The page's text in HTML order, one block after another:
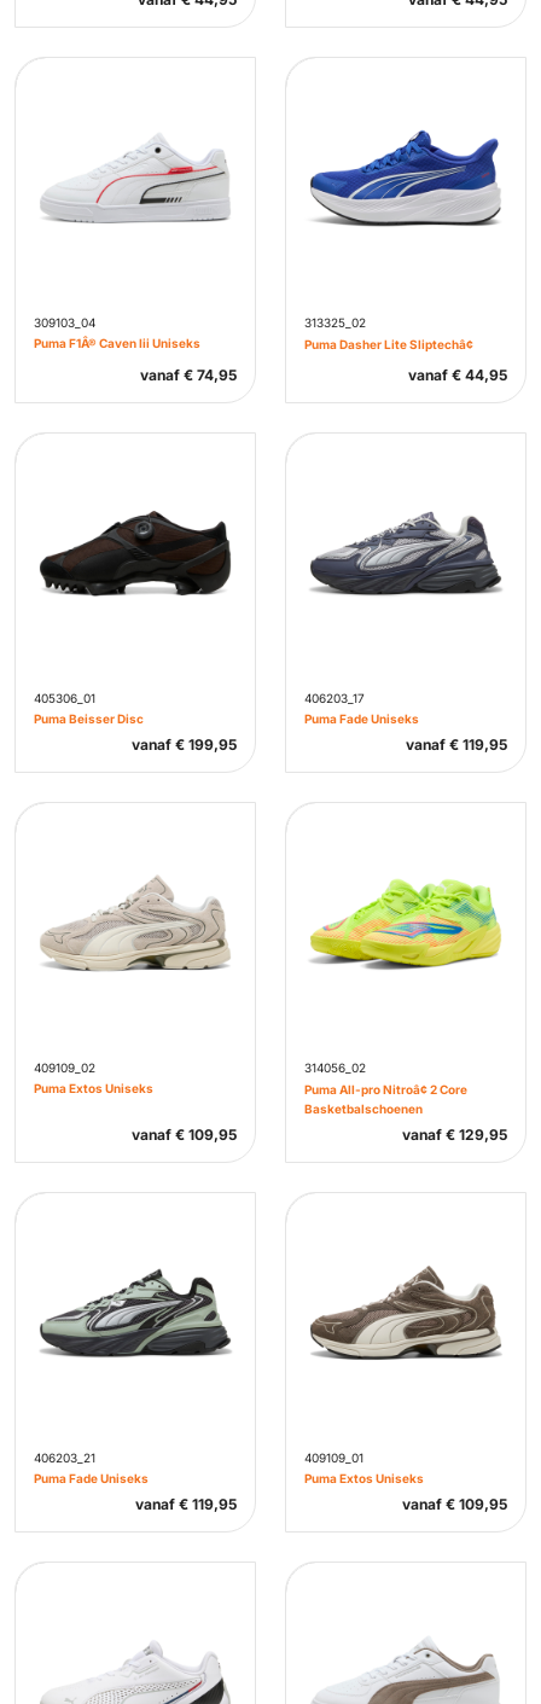
309103_04
Puma F1Â® Caven Iii Uniseks
vanaf € 74,95
313325_02
Puma Dasher Lite Sliptechâ¢
vanaf € 44,95
405306_01
Puma Beisser Disc
vanaf € 199,95
406203_17
Puma Fade Uniseks
vanaf € 119,95
409109_02
Puma Extos Uniseks
vanaf € 109,95
314056_02
Puma All-pro Nitroâ¢ 2 Core
Basketbalschoenen
vanaf € 129,95
406203_21
Puma Fade Uniseks
vanaf € 119,95
409109_01
Puma Extos Uniseks
vanaf € 109,95